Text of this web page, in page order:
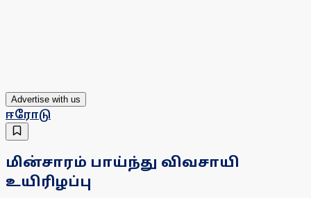
Advertise with us
ஈரோடு
மின்சாரம் பாய்ந்து விவசாயி
உயிரிழப்பு